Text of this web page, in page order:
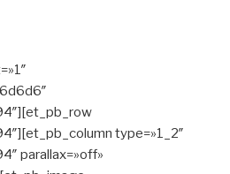
type=»1_2″
parallax=»off»